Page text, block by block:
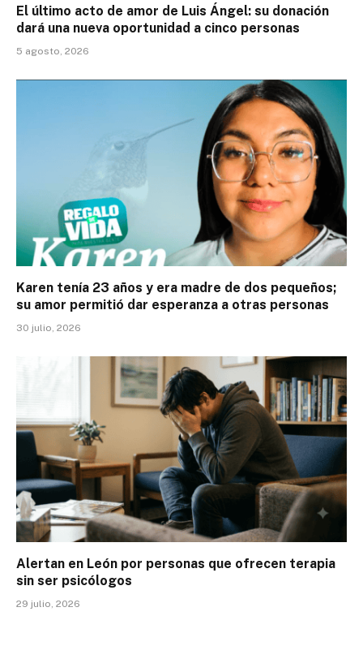
El último acto de amor de Luis Ángel: su donación
dará una nueva oportunidad a cinco personas
5 agosto, 2026
Karen tenía 23 años y era madre de dos pequeños;
su amor permitió dar esperanza a otras personas
30 julio, 2026
Alertan en León por personas que ofrecen terapia
sin ser psicólogos
29 julio, 2026